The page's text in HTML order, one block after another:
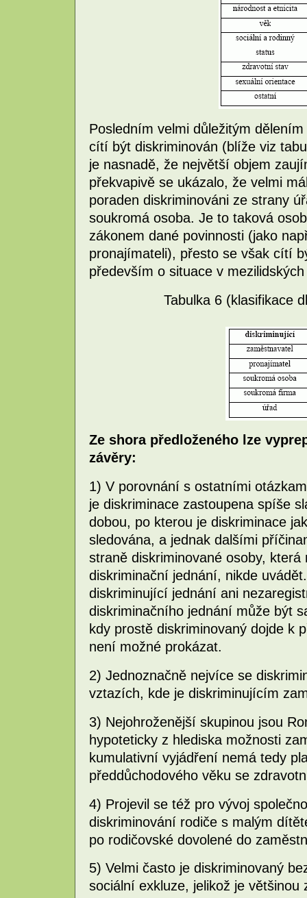
Posledním velmi důležitým
cítí být diskriminován (blíže viz
je nasnadě, že největší objem
překvapivě se ukázalo, že velmi
poraden diskriminováni ze strany
soukromá osoba. Je to taková
zákonem dané povinnosti (jako
pronajímateli), přesto se však cítí
především o situace v
Tabulka 6 (klasifikace
Ze shora předloženého lze
závěry:
1) V porovnání s ostatními
je diskriminace zastoupena spíše
dobou, po kterou je diskriminace
sledována, a jednak dalšími
straně diskriminované osoby,
diskriminační jednání, nikde
diskriminující jednání ani
diskriminačního jednání může být
kdy prostě diskriminovaný dojde k
není možné prokázat.
2) Jednoznačně nejvíce se
vztazích, kde je diskriminujícím
3) Nejohroženější skupinou jsou
hypoteticky z hlediska možnosti
kumulativní vyjádření nemá tedy
předdůchodového věku se
4) Projevil se též pro vývoj
diskriminování rodiče s malým
po rodičovské dovolené do
5) Velmi často je diskriminovaný
sociální exkluze, jelikož je většinou